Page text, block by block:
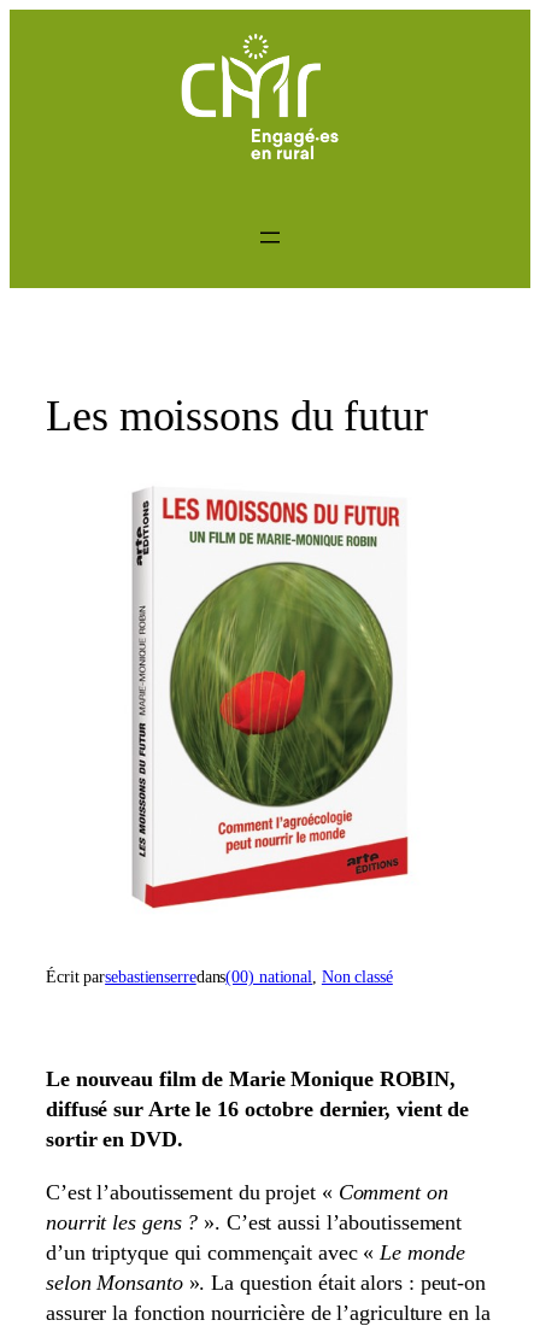
Les moissons du futur
Écrit parsebastienserredans(00) national Non classé
Le nouveau film de Marie Monique ROBIN,
diffusé sur Arte le 16 octobre dernier, vient de
sortir en DVD.
C’est l’aboutissement du projet « Comment on
nourrit les gens ? ». C’est aussi l’aboutissement
d’un triptyque qui commençait avec « Le monde
selon Monsanto». La question était alors : peut-on
assurer la fonction nourricière de l’agriculture en la